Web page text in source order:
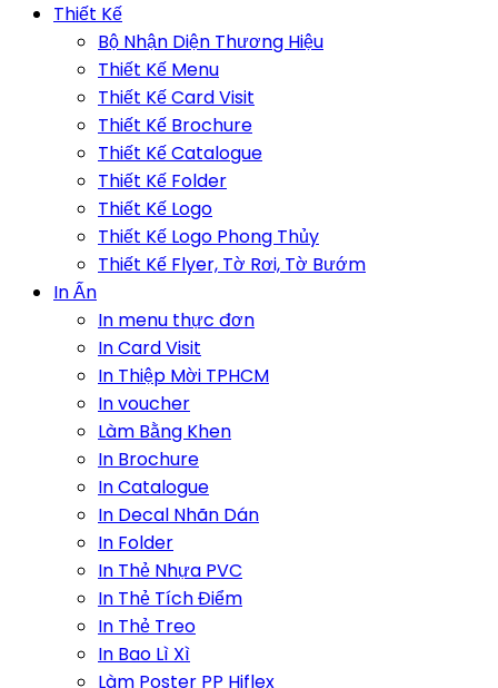
Thiết Kế
Bộ Nhận Diện Thương Hiệu
Thiết Kế Menu
Thiết Kế Card Visit
Thiết Kế Brochure
Thiết Kế Catalogue
Thiết Kế Folder
Thiết Kế Logo
Thiết Kế Logo Phong Thủy
Thiết Kế Flyer, Tờ Rơi, Tờ Bướm
In Ấn
In menu thực đơn
In Card Visit
In Thiệp Mời TPHCM
In voucher
Làm Bằng Khen
In Brochure
In Catalogue
In Decal Nhãn Dán
In Folder
In Thẻ Nhựa PVC
In Thẻ Tích Điểm
In Thẻ Treo
In Bao Lì Xì
Làm Poster PP Hiflex